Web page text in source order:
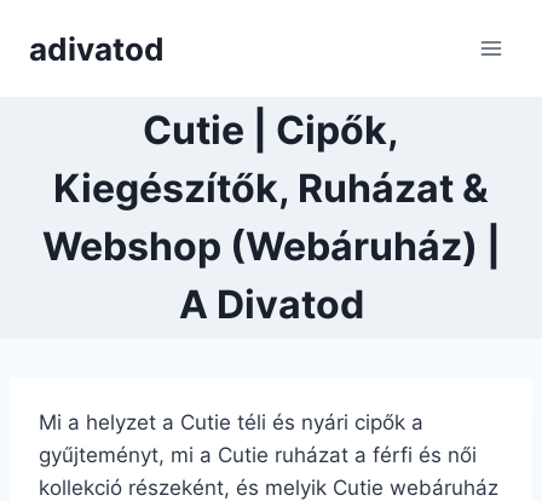
adivatod
Cutie | Cipők,
Kiegészítők, Ruházat &
Webshop (Webáruház) |
A Divatod
Mi a helyzet a Cutie téli és nyári cipők a
gyűjteményt, mi a Cutie ruházat a férfi és női
kollekció részeként, és melyik Cutie webáruház